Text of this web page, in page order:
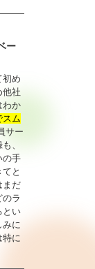
ー
初め
他社
わか
スム
サー
、
の手
と
まだ
ラ
とい
みに
特に